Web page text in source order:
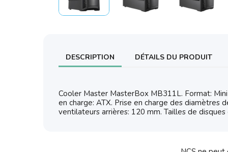
DESCRIPTION DÉTAILS DU PRODUIT
Cooler Master MasterBox MB311L. Format:
en charge: ATX. Prise en charge des diamètres
ventilateurs arrières: 120 mm. Tailles de